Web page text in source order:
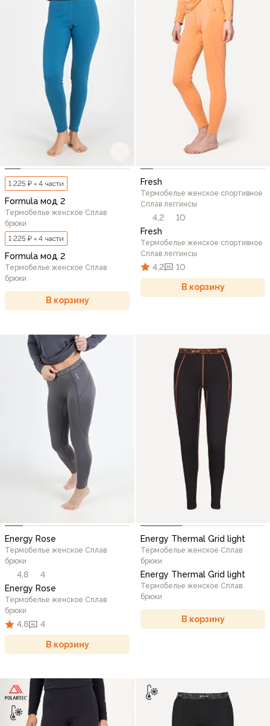
1 225 ₽ × 4 части
Formula мод 2
Термобелье женское Сплав
брюки
1 225 ₽ × 4 части
Formula мод 2
Термобелье женское Сплав
брюки
В корзину
Fresh
Термобелье женское спортивное
Сплав леггинсы
4,2
10
Fresh
Термобелье женское спортивное
Сплав леггинсы
4,2 10
В корзину
Energy Rose
Термобелье женское Сплав
брюки
4,8
4
Energy Rose
Термобелье женское Сплав
брюки
4,8 4
В корзину
Energy Thermal Grid light
Термобелье женское Сплав
брюки
Energy Thermal Grid light
Термобелье женское Сплав
брюки
В корзину